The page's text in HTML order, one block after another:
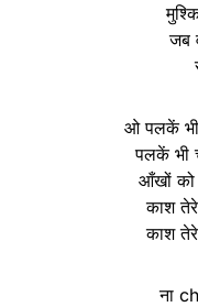
जब
ओ पलकें भी
पलकें भी
आँखों को
काश
काश
ना